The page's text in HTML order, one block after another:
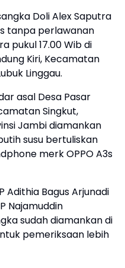
Doli Alex Saputra
tanpa perlawanan
pukul 17.00 Wib di
Kiri, Kecamatan
Linggau.
asal Desa Pasar
Singkut,
Jambi diamankan
susu bertuliskan
merk OPPO A3s
Adithia Bagus Arjunadi
Najamuddin
sudah diamankan di
pemeriksaan lebih